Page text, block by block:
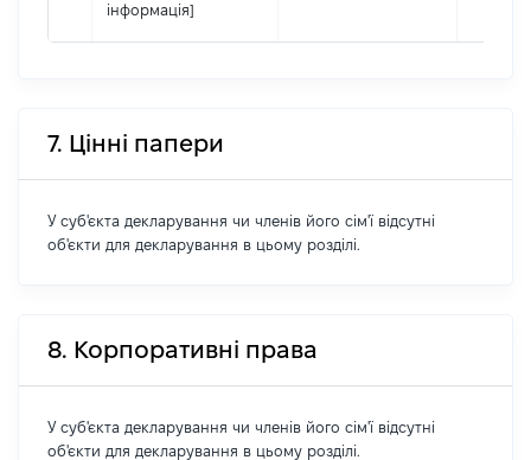
інформація]
7. Цінні папери
У суб'єкта декларування чи членів його сім'ї відсутні
об'єкти для декларування в цьому розділі.
8. Корпоративні права
У суб'єкта декларування чи членів його сім'ї відсутні
об'єкти для декларування в цьому розділі.